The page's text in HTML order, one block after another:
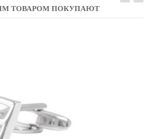
ТОВАРОМ ПОКУПАЮТ